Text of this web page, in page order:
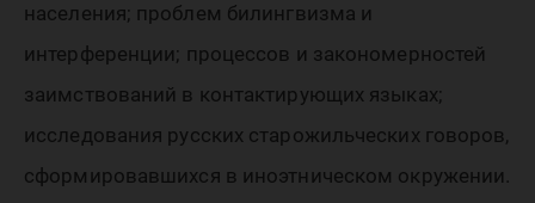
населения; проблем билингвизма и
интерференции; процессов и закономерностей
заимствований в контактирующих языках;
исследования русских старожильческих говоров,
сформировавшихся в иноэтническом окружении.